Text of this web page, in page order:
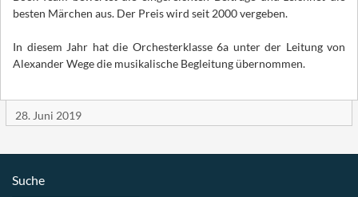
besten Märchen aus. Der Preis wird seit 2000 vergeben.
In diesem Jahr hat die Orchesterklasse 6a unter der Leitung von
Alexander Wege die musikalische Begleitung übernommen.
28. Juni 2019
Suche